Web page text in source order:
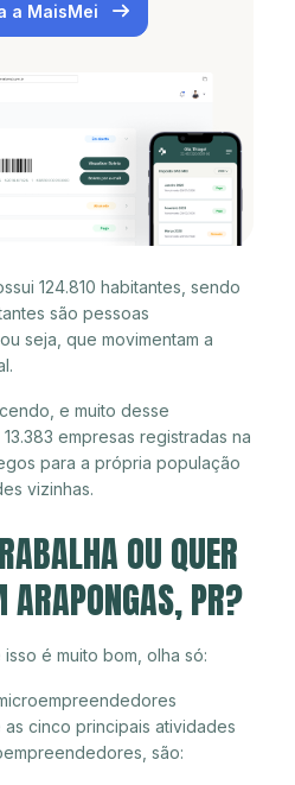
a MaisMei
124.810 habitantes, sendo
são pessoas
seja, que movimentam a
e muito desse
empresas registradas na
para a própria população
vizinhas.
OU QUER
ARAPONGAS, PR?
é muito bom, olha só:
cinco principais atividades
são: